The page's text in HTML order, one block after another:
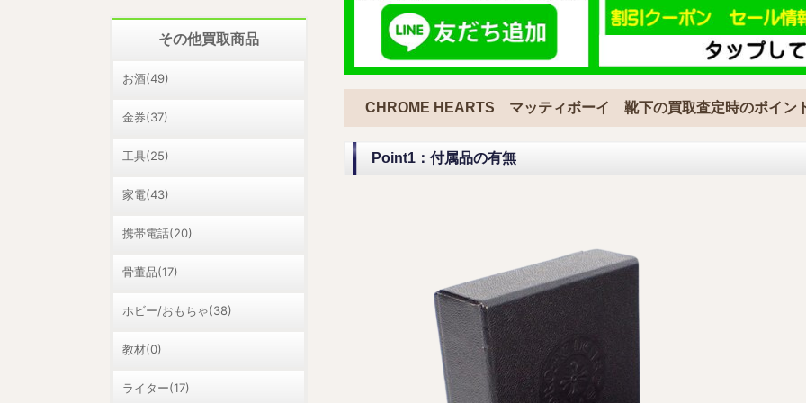
CHROME HEARTS マッティボーイ 靴下の買取査定時のポイン
Point1：付属品の有無
その他買取商品
お酒(49)
金券(37)
工具(25)
家電(43)
携帯電話(20)
骨董品(17)
ホビー/おもちゃ(38)
教材(0)
ライター(17)